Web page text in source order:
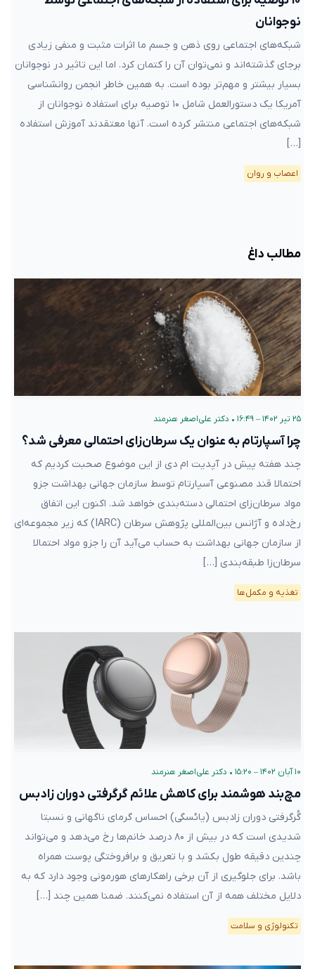
نوجوانان
شبکه‌های اجتماعی روی ذهن و جسم ما اثرات مثبت و منفی زیادی
برجای گذشته‌اند و نمی‌توان آن را کتمان کرد. اما این تاثیر در نوجوانان
بسیار بیشتر و مهم‌تر بوده است. به همین خاطر انجمن روانشناسی
آمریکا یک دستورالعمل شامل ۱۰ توصیه برای استفاده نوجوانان از
شبکه‌های اجتماعی منتشر کرده است. آنها معتقدند آموزش استفاده
[…]
اعصاب و روان
مطالب داغ
۲۵ تیر ۱۴۰۲ – ۱۶:۴۹ • دکتر علی‌اصغر هنرمند
چرا آسپارتام به عنوان یک سرطان‌زای احتمالی معرفی شد؟
چند هفته پیش در آپدیت ام دی از این موضوع صحبت کردیم که
احتمالا قند مصنوعی آسپارتام توسط سازمان جهانی بهداشت جزو
مواد سرطان‌زای احتمالی دسته‌بندی خواهد شد. اکنون این اتفاق
رخ‌داده و آژانس بین‌المللی پژوهش‌ سرطان (IARC) که زیر مجموعه‌ای
از سازمان جهانی بهداشت به حساب می‌آید آن را جزو مواد احتمالا
سرطان‌زا طبقه‌بندی […]
تغذیه و مکمل‌ها
۱۰ آبان ۱۴۰۲ – ۱۵:۲۰ • دکتر علی‌اصغر هنرمند
مچ‌بند هوشمند برای کاهش علائم گرگرفتی دوران زادبس
گُرگرفتی دوران زادبس (یائسگی) احساس گرمای ناگهانی و نسبتا
شدیدی است که در بیش از ۸۰ درصد خانم‌ها رخ می‌دهد و می‌تواند
چندین دقیقه طول بکشد و با تعریق و برافروختگی پوست همراه
باشد. برای جلوگیری از آن برخی راهکارهای هورمونی وجود دارد که به
دلایل مختلف همه از آن استفاده نمی‌کنند. ضمنا همین چند […]
تکنولوژی و سلامت